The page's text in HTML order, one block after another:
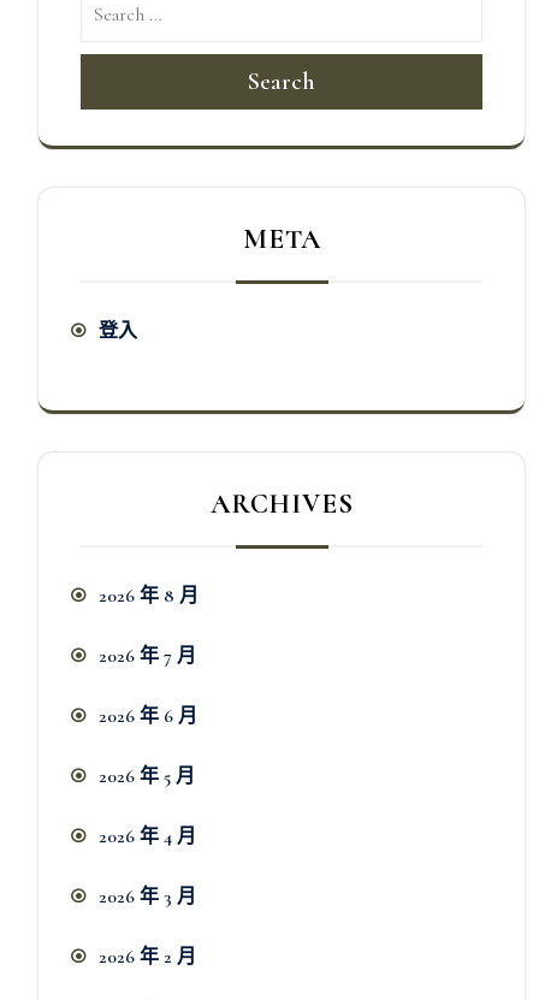
Search
META
登入
ARCHIVES
2026 年 8 月
2026 年 7 月
2026 年 6 月
2026 年 5 月
2026 年 4 月
2026 年 3 月
2026 年 2 月